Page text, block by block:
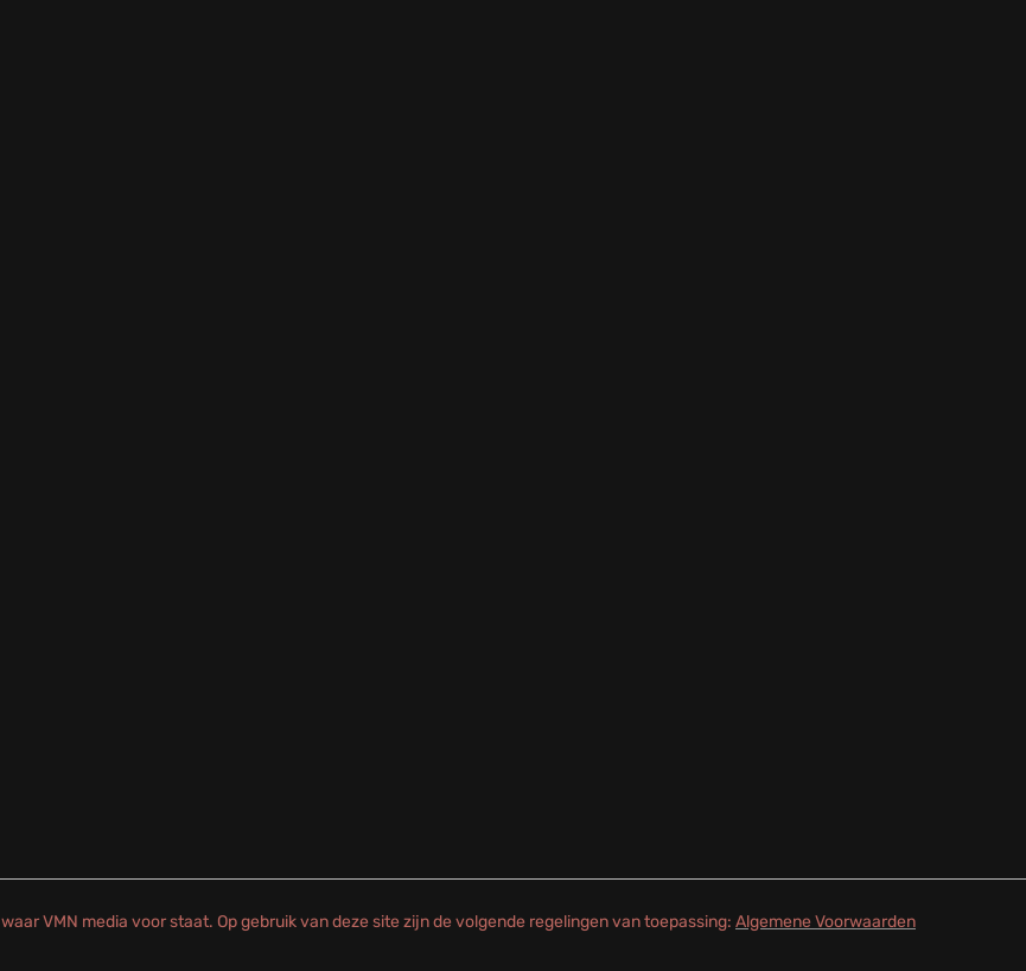
waar VMN media voor staat. Op gebruik van deze site zijn de volgende regelingen van toepassing: Algemene Voorwaarden